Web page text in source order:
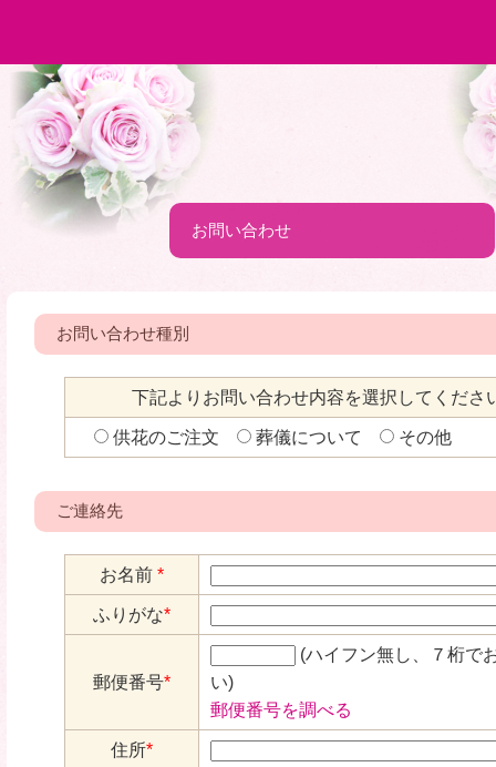
お問い合わせ
お問い合わせ種別
下記よりお問い合わせ内容を選択してくださ
供花のご注文 葬儀について その他
ご連絡先
お名前 *
ふりがな*
郵便番号*
(ハイフン無し、７桁で
い)
郵便番号を調べる
住所*